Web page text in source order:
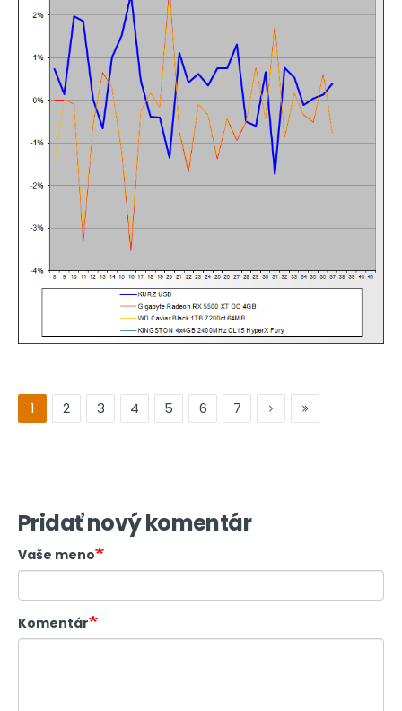
1 2 3 4 5 6 7
Pridať nový komentár
Vaše meno
Komentár